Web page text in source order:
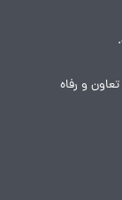
و رفاه